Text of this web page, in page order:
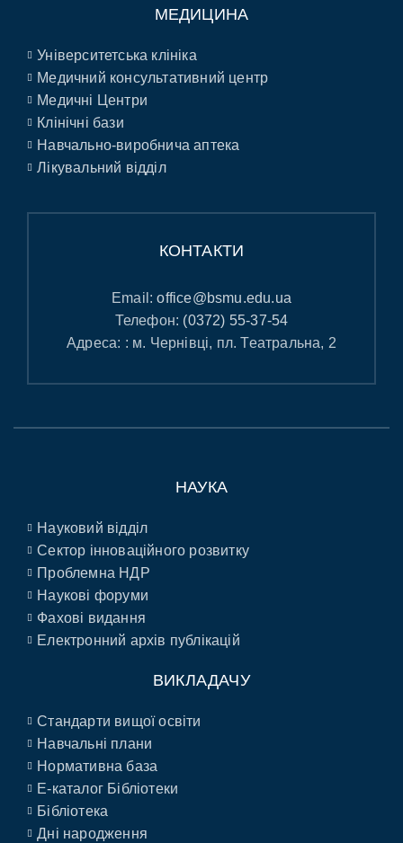
МЕДИЦИНА
Університетська клініка
Медичний консультативний центр
Медичні Центри
Клінічні бази
Навчально-виробнича аптека
Лікувальний відділ
КОНТАКТИ
Email:office@bsmu.edu.ua
Телефон: (0372) 55-37-54
Адреса: : м. Чернівці, пл. Театральна, 2
НАУКА
Науковий відділ
Сектор інноваційного розвитку
Проблемна НДР
Наукові форуми
Фахові видання
Електронний архів публікацій
ВИКЛАДАЧУ
Стандарти вищої освіти
Навчальні плани
Нормативна база
E-каталог Бібліотеки
Бібліотека
Дні народження